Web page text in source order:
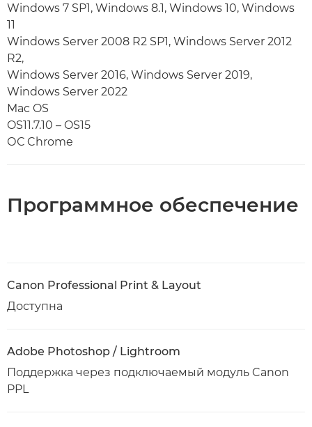
Windows 7 SP1, Windows 8.1, Windows 10, Windows
11
Windows Server 2008 R2 SP1, Windows Server 2012
R2,
Windows Server 2016, Windows Server 2019,
Windows Server 2022
Mac OS
OS11.7.10 – OS15
ОС Chrome
Программное обеспечение
Canon Professional Print & Layout
Доступна
Adobe Photoshop / Lightroom
Поддержка через подключаемый модуль Canon
PPL